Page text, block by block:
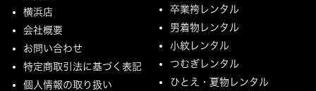
横浜店
会社概要
お問い合わせ
特定商取引法に基づく表記
個人情報の取り扱い
卒業袴レンタル
男着物レンタル
小紋レンタル
つむぎレンタル
ひとえ・夏物レンタル